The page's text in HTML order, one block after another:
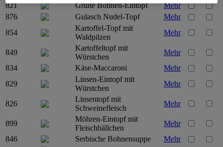
821
Grüne Bohnen-Eintopf
Mehr
876
Gulasch Nudel-Topf
Mehr
854
Kartoffel-Topf mit
Waldpilzen
Mehr
849
Kartoffeltopf mit
Würstchen
Mehr
834
Käse-Maccaroni
Mehr
829
Linsen-Eintopf mit
Würstchen
Mehr
826
Linsentopf mit
Schweinefleisch
Mehr
899
Möhren-Eintopf mit
Fleischbällchen
Mehr
846
Serbische Bohnensuppe
Mehr